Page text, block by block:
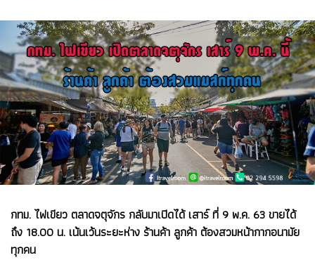
กทม. ไฟเขียว ตลาดจตุจักร กลับมาเปิดได้ เสาร์ ที่ 9 พ.ค. 63 ขายได้
ถึง 18.00 น. เน้นเว้นระยะห่าง ร้านค้า ลูกค้า ต้องสวมหน้ากากอนามัย
ทุกคน